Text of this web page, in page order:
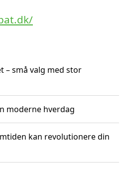
– små valg med stor
moderne hverdag
kan revolutionere din